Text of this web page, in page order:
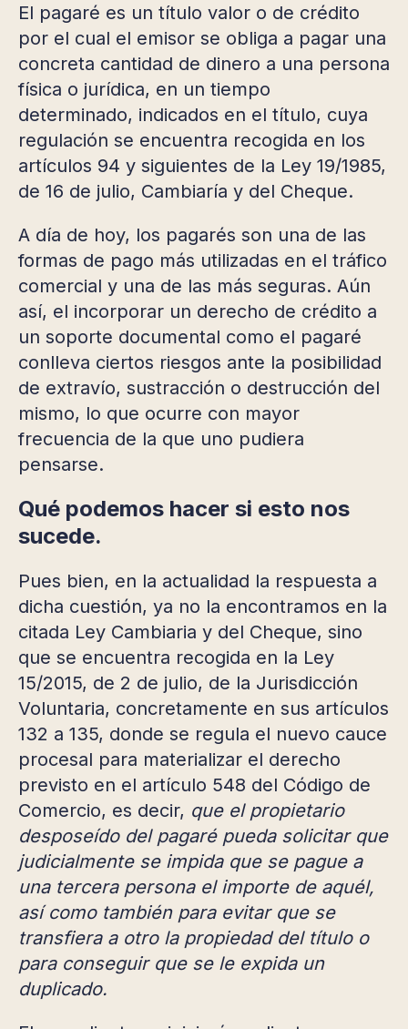
El pagaré es un título valor o de crédito
por el cual el emisor se obliga a pagar una
concreta cantidad de dinero a una persona
física o jurídica, en un tiempo
determinado, indicados en el título, cuya
regulación se encuentra recogida en los
artículos 94 y siguientes de la Ley 19/1985,
de 16 de julio, Cambiaría y del Cheque.
A día de hoy, los pagarés son una de las
formas de pago más utilizadas en el tráfico
comercial y una de las más seguras. Aún
así, el incorporar un derecho de crédito a
un soporte documental como el pagaré
conlleva ciertos riesgos ante la posibilidad
de extravío, sustracción o destrucción del
mismo, lo que ocurre con mayor
frecuencia de la que uno pudiera
pensarse.
Qué podemos hacer si esto nos
sucede.
Pues bien, en la actualidad la respuesta a
dicha cuestión, ya no la encontramos en la
citada Ley Cambiaria y del Cheque, sino
que se encuentra recogida en la Ley
15/2015, de 2 de julio, de la Jurisdicción
Voluntaria, concretamente en sus artículos
132 a 135, donde se regula el nuevo cauce
procesal para materializar el derecho
previsto en el artículo 548 del Código de
Comercio, es decir, que el propietario
desposeído del pagaré pueda solicitar que
judicialmente se impida que se pague a
una tercera persona el importe de aquél,
así como también para evitar que se
transfiera a otro la propiedad del título o
para conseguir que se le expida un
duplicado.